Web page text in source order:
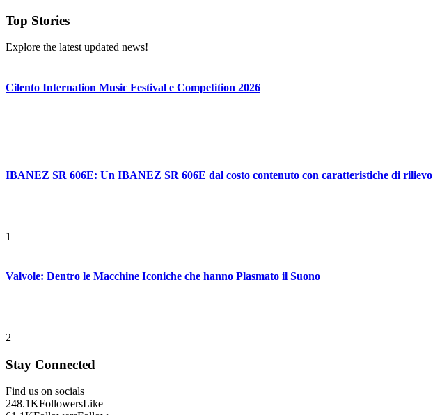
Top Stories
Explore the latest updated news!
Cilento Internation Music Festival e Competition 2026
IBANEZ SR 606E: Un IBANEZ SR 606E dal costo contenuto con caratteristiche di rilievo
1
Valvole: Dentro le Macchine Iconiche che hanno Plasmato il Suono
2
Stay Connected
Find us on socials
248.1KFollowersLike